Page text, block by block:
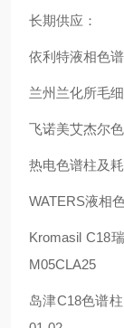
长期供应：
依利特液相色谱
兰州兰化所毛细
飞诺美艾杰尔
热电色谱柱及
WATERS液相
Kromasil C18
M05CLA25
岛津C18色谱